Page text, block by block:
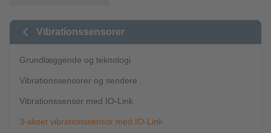
Vibrationssensorer
Grundlæggende og teknologi
Vibrationssensorer og sendere
Vibrationssensor med IO-Link
3-akset vibrationssensor med IO-Link